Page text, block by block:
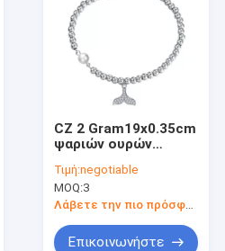
CZ 2 Gram19x0.35cm
ψαριών ουρών
άνδρες και για
γυναίκες βραχιόλι
ολισθαινόντων
ασημένιο
Τιμή:negotiable
MOQ:3
Επικοινωνήστε